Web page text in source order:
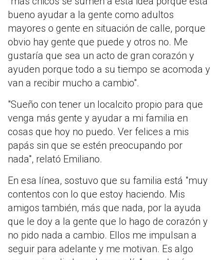
bueno ayudar a la gente como adultos
mayores o gente en situación de calle, porque
obvio hay gente que puede y otros no. Me
gustaría que sea un acto de gran corazón y
ayuden porque todo a su tiempo se acomoda y
van a recibir mucho a cambio".
"Sueño con tener un localcito propio para que
venga más gente y ayudar a mi familia en
cosas que hoy no puedo. Ver felices a mis
papás sin que se estén preocupando por
nada", relató Emiliano.
En esa línea, sostuvo que su familia está "muy
contentos con lo que estoy haciendo. Mis
amigos también, más que nada, por la ayuda
que le doy a la gente que lo hago de corazón y
no pido nada a cambio. Ellos me impulsan a
seguir para adelante y me motivan. Es algo